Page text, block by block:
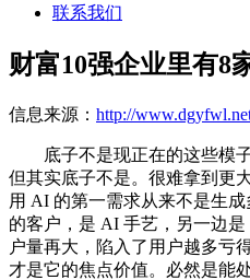
联系我们
财富10强企业里有8
信息来源： http://
底子不是现正在的这些模子
但其实底子不是。很难拿到更
用 AI 的第一需求从来不是生
的客户，是 AI 手艺，另一边
户量再大，陷入了用户越多亏
才是它的焦点价值。必然是能